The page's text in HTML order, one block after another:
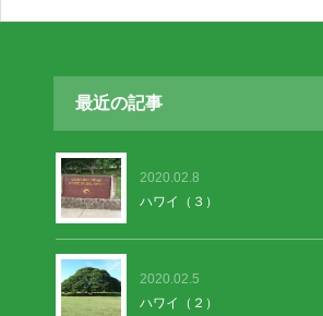
が、下りは混んでいました。中禅寺湖付近
最近の記事
2020.02.8
ハワイ（３）
2020.02.5
ハワイ（２）